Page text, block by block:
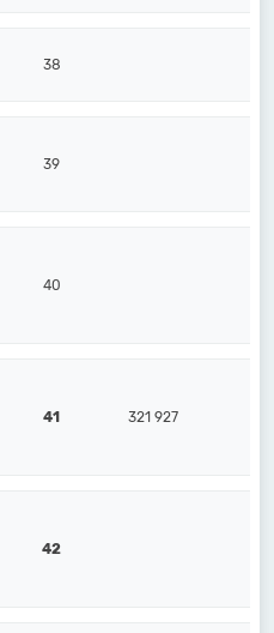
38
39
40
41 321 927
42